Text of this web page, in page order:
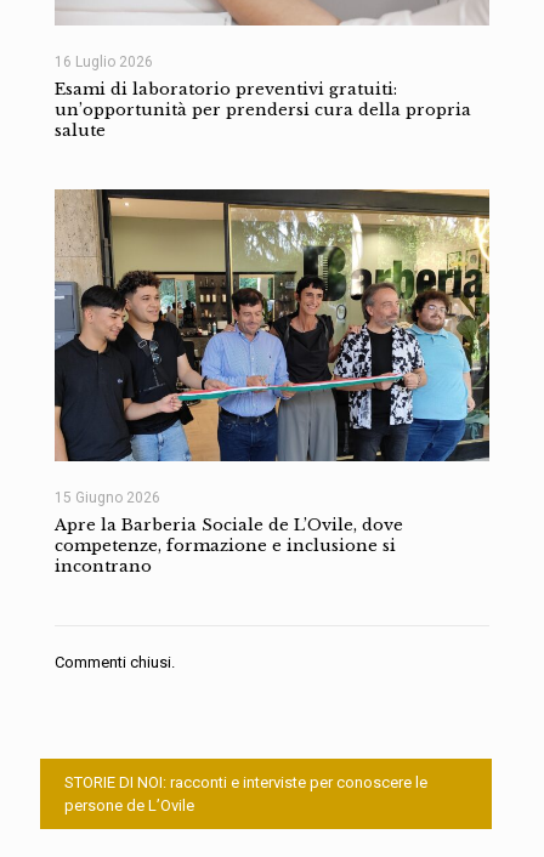
16 Luglio 2026
Esami di laboratorio preventivi gratuiti:
un’opportunità per prendersi cura della propria
salute
15 Giugno 2026
Apre la Barberia Sociale de L’Ovile, dove
competenze, formazione e inclusione si
incontrano
Commenti chiusi.
STORIE DI NOI: racconti e interviste per conoscere le
persone de L’Ovile